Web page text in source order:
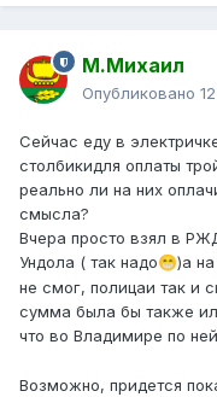
М.Михаил
Опубликовано
Сейчас еду в
столбикидля оплаты
реально ли на них
смысла?
Вчера просто взял в
Ундола ( так надо😁)а
не смог, полицаи так и
сумма была бы также
что во Владимире по
Возможно, придется